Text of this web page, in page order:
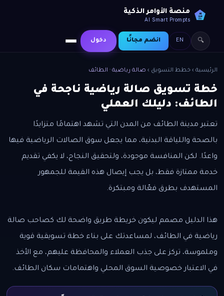
AI
SP
منصة الأوامر الذكية
AI Smart Prompts
🔍
EN انضم مجانًا دخول
الرئيسية › خطط التسويق › صالة رياضية · الطائف
خطة تسويق صالة رياضية ناجحة في
الطائف: دليلك العملي
تعتبر مدينة الطائف من المدن التي تشهد اهتمامًا متزايدًا
بالصحة واللياقة البدنية، مما يجعل سوق الصالات الرياضية فيها
واعدًا. لكن المنافسة موجودة، ولتحقيق النجاح، لا يكفي تقديم
خدمة ممتازة فقط، بل يجب إيصال هذه القيمة للجمهور
المستهدف بطرق فعّالة ومبتكرة.
هذا الدليل مصمم ليكون خريطة طريق واضحة لك كصاحب صالة
رياضية في الطائف، لمساعدتك على بناء خطة تسويقية قوية
وملموسة، تركز على جذب العملاء والمحافظة عليهم، مع الأخذ
في الاعتبار خصوصية السوق المحلي واهتمامات سكان الطائف.